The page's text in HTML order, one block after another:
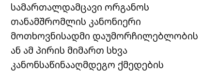
სამართალდამცავი ორგანოს
თანამშრომლის კანონიერი
მოთხოვნისადმი დაუმორჩილებლობის
ან ამ პირის მიმართ სხვა
კანონსაწინააღმდეგო ქმედების